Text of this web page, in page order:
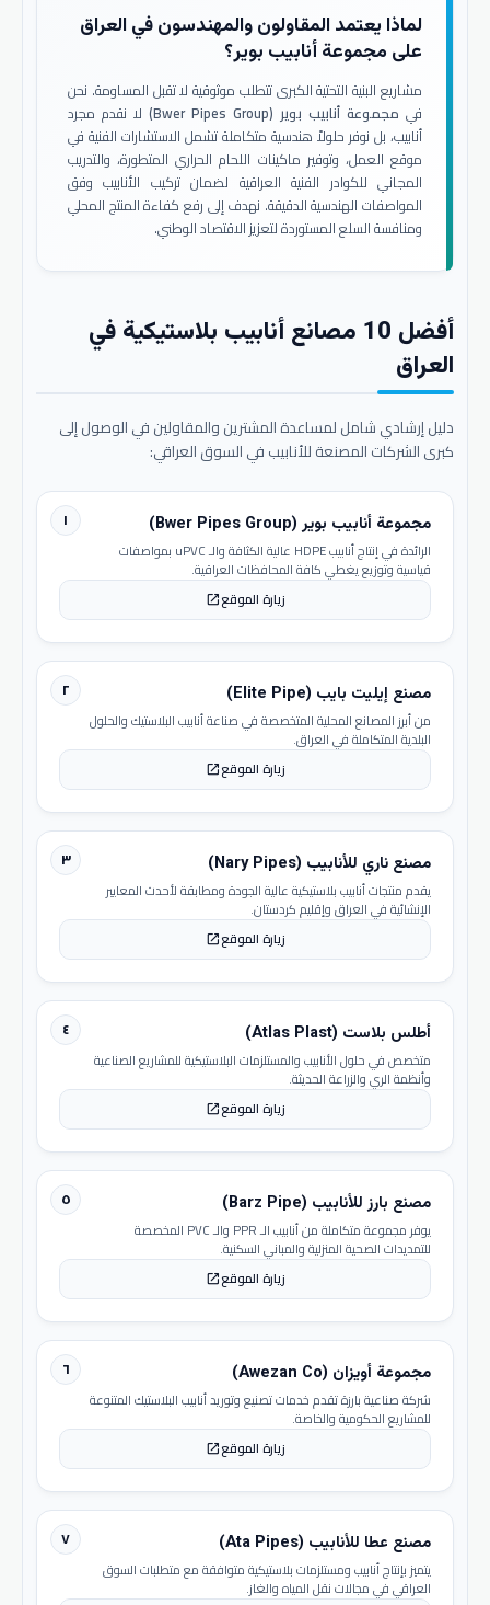
لماذا يعتمد المقاولون والمهندسون في العراق
على مجموعة أنابيب بوير؟
مشاريع البنية التحتية الكبرى تتطلب موثوقية لا تقبل المساومة. نحن
في مجموعة أنابيب بوير (Bwer Pipes Group)
لا نقدم مجرد
أنابيب، بل نوفر حلولاً هندسية متكاملة تشمل الاستشارات الفنية في
موقع العمل، وتوفير ماكينات اللحام الحراري المتطورة، والتدريب
المجاني للكوادر الفنية العراقية لضمان تركيب الأنابيب وفق
المواصفات الهندسية الدقيقة. نهدف إلى رفع كفاءة المنتج المحلي
ومنافسة السلع المستوردة لتعزيز الاقتصاد الوطني.
أفضل 10 مصانع أنابيب بلاستيكية في
العراق
دليل إرشادي شامل لمساعدة المشترين والمقاولين في الوصول إلى
كبرى الشركات المصنعة للأنابيب في السوق العراقي:
١ مجموعة أنابيب بوير (Bwer Pipes Group)
الرائدة في إنتاج أنابيب HDPE عالية الكثافة والـ uPVC بمواصفات
قياسية وتوزيع يغطي كافة المحافظات العراقية.
زيارة الموقعopen_in_new
٢ مصنع إيليت بايب (Elite Pipe)
من أبرز المصانع المحلية المتخصصة في صناعة أنابيب البلاستيك والحلول
البلدية المتكاملة في العراق.
زيارة الموقعopen_in_new
٣ مصنع ناري للأنابيب (Nary Pipes)
يقدم منتجات أنابيب بلاستيكية عالية الجودة ومطابقة لأحدث المعايير
الإنشائية في العراق وإقليم كردستان.
زيارة الموقعopen_in_new
٤ أطلس بلاست (Atlas Plast)
متخصص في حلول الأنابيب والمستلزمات البلاستيكية للمشاريع الصناعية
وأنظمة الري والزراعة الحديثة.
زيارة الموقعopen_in_new
٥ مصنع بارز للأنابيب (Barz Pipe)
يوفر مجموعة متكاملة من أنابيب الـ PPR والـ PVC المخصصة
للتمديدات الصحية المنزلية والمباني السكنية.
زيارة الموقعopen_in_new
٦ مجموعة أويزان (Awezan Co)
شركة صناعية بارزة تقدم خدمات تصنيع وتوريد أنابيب البلاستيك المتنوعة
للمشاريع الحكومية والخاصة.
زيارة الموقعopen_in_new
٧ مصنع عطا للأنابيب (Ata Pipes)
يتميز بإنتاج أنابيب ومستلزمات بلاستيكية متوافقة مع متطلبات السوق
العراقي في مجالات نقل المياه والغاز.